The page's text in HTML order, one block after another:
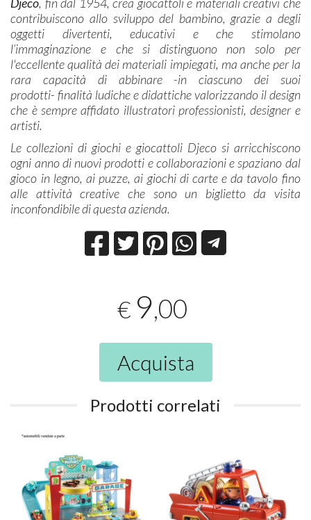
Djeco, fin dal 1954, crea giocattoli e materiali creativi che
contribuiscono allo sviluppo del bambino, grazie a degli
oggetti divertenti, educativi e che stimolano
l’immaginazione e che si distinguono non solo per
l'eccellente qualità dei materiali impiegati, ma anche per la
rara capacità di abbinare -in ciascuno dei suoi
prodotti- finalità ludiche e didattiche valorizzando il design
che è sempre affidato illustratori professionisti, designer e
artisti.
Le collezioni di giochi e giocattoli Djeco si arricchiscono
ogni anno di nuovi prodotti e collaborazioni e spaziano dal
gioco in legno, ai puzze, ai giochi di carte e da tavolo fino
alle attività creative che sono un biglietto da visita
inconfondibile di questa azienda.
€ 9,00
Acquista
Prodotti correlati